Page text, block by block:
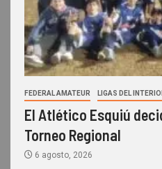
FEDERAL AMATEUR LIGAS DEL
El Atlético Esquiú
Torneo Regional
6 agosto, 2026